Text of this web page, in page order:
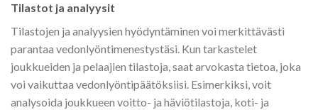
Tilastot ja analyysit
Tilastojen ja analyysien hyödyntäminen voi merkittävästi
parantaa vedonlyöntimenestystäsi. Kun tarkastelet
joukkueiden ja pelaajien tilastoja, saat arvokasta tietoa, joka
voi vaikuttaa vedonlyöntipäätöksiisi. Esimerkiksi, voit
analysoida joukkueen voitto- ja häviötilastoja, koti- ja